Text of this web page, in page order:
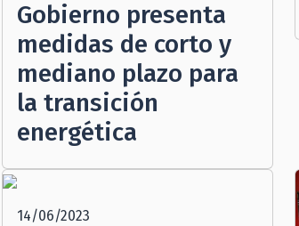
Gobierno presenta
medidas de corto y
mediano plazo para
la transición
energética
14/06/2023